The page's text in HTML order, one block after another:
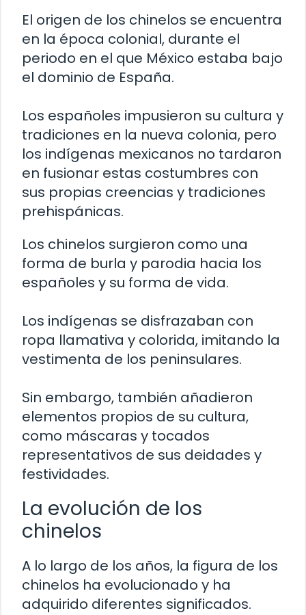
El origen de los chinelos se encuentra
en la época colonial, durante el
periodo en el que México estaba bajo
el dominio de España.
Los españoles impusieron su cultura y
tradiciones en la nueva colonia, pero
los indígenas mexicanos no tardaron
en fusionar estas costumbres con
sus propias creencias y tradiciones
prehispánicas.
Los chinelos surgieron como una
forma de burla y parodia hacia los
españoles y su forma de vida.
Los indígenas se disfrazaban con
ropa llamativa y colorida, imitando la
vestimenta de los peninsulares.
Sin embargo, también añadieron
elementos propios de su cultura,
como máscaras y tocados
representativos de sus deidades y
festividades.
La evolución de los
chinelos
A lo largo de los años, la figura de los
chinelos ha evolucionado y ha
adquirido diferentes significados.